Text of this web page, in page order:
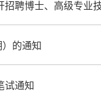
聘博士、高级专业
的通知
试通知